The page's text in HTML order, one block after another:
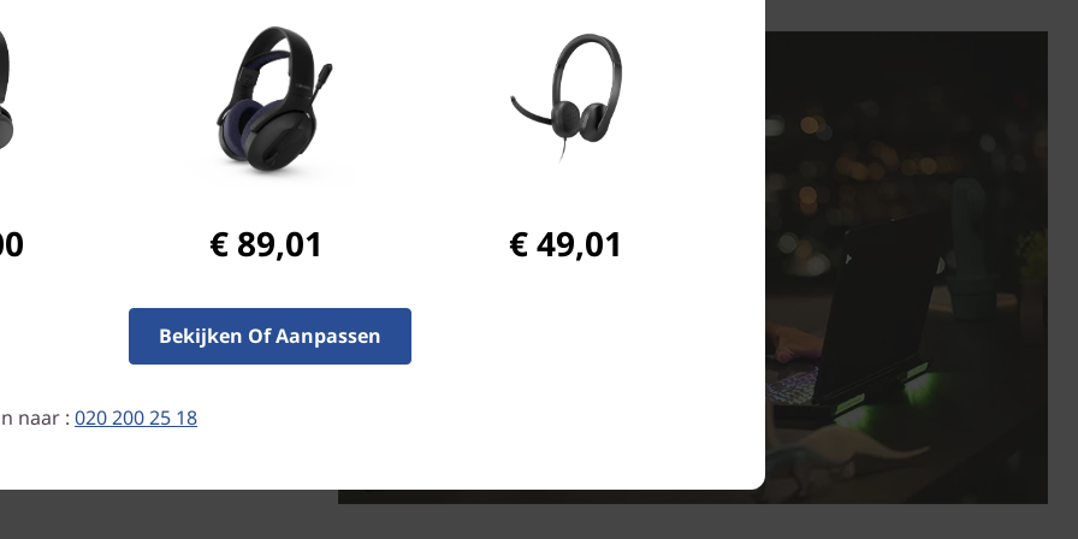
van de H600 biedt
snelheid en
van <35 ms zul je
dan je tegenstander.
€ 89,01 € 49,01
Bekijken Of Aanpassen
naar : 020 200 25 18